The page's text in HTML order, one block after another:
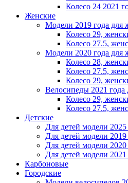
Колесо 24 2021
Женскиe
Модели 2019 года для
Колесо 29,
Колесо 27.5,
Модели 2020 года для
Колесо 28,
Колесо 27.5,
Колесо 29,
Велосипеды 2021
Колесо 29,
Колесо 27.5,
Детские
Для детей модели 2025
Для детей модели 2019
Для детей модели 2020
Для детей модели 2021
Карбоновые
Городские